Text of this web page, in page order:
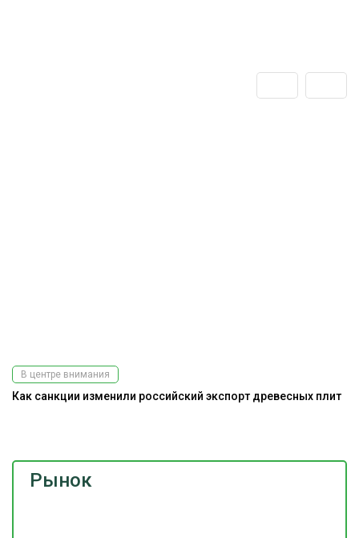
Рынок
В центре внимания
Как санкции изменили российский экспорт древесных плит